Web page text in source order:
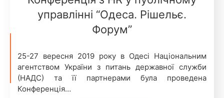
управлінні “Одеса. Рішельє.
Форум”
25-27 вересня 2019 року в Одесі Національним
агентством України з питань державної служби
(НАДС) та її партнерами була проведена
Конференція…